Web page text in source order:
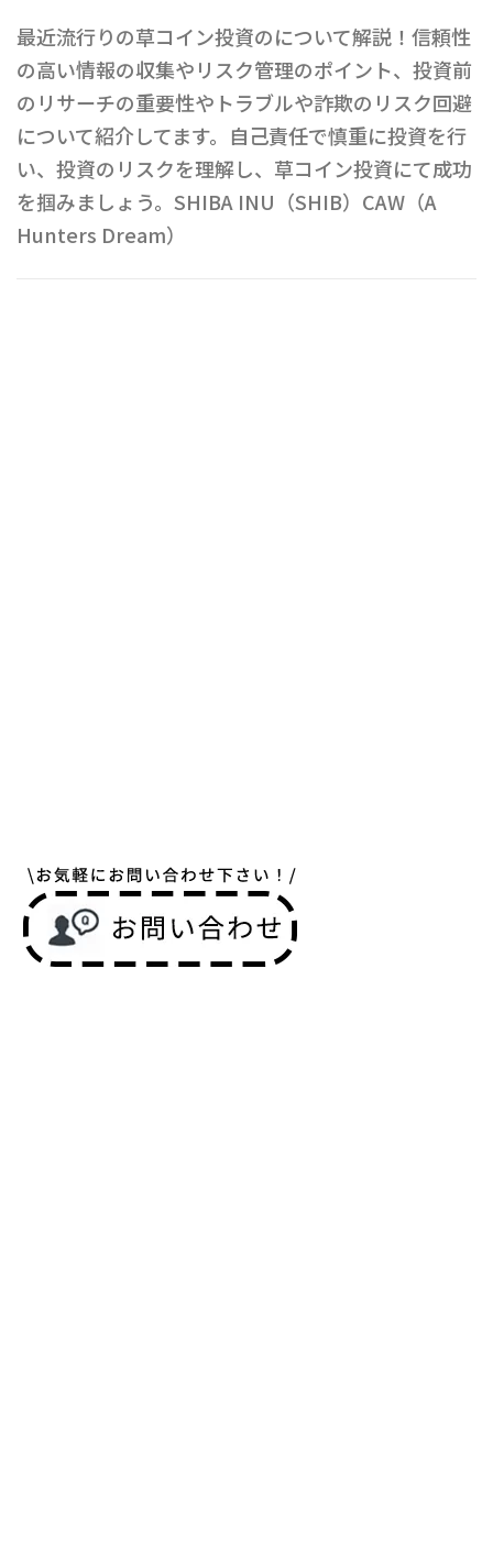
最近流行りの草コイン投資のについて解説！信頼性
の高い情報の収集やリスク管理のポイント、投資前
のリサーチの重要性やトラブルや詐欺のリスク回避
について紹介してます。自己責任で慎重に投資を行
い、投資のリスクを理解し、草コイン投資にて成功
を掴みましょう。SHIBA INU（SHIB）CAW（A
Hunters Dream）